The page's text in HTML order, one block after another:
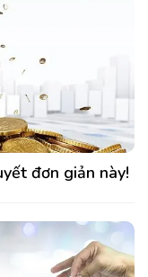
đơn giản này!